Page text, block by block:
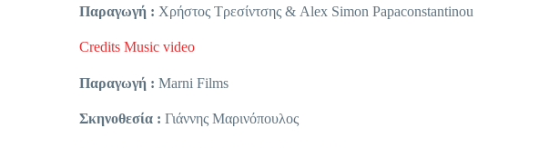
Παραγωγή : Χρήστος Τρεσίντσης & Alex Simon Papaconstantinou
Credits Μusic videο
Παραγωγή : Marni Films
Σκηνοθεσία : Γιάννης Μαρινόπουλος